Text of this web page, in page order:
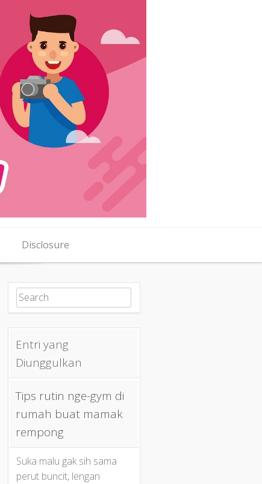
Disclosure
Search for:
Entri yang
Diunggulkan
Tips rutin nge-gym di
rumah buat mamak
rempong
Suka malu gak sih sama
perut buncit, lengan